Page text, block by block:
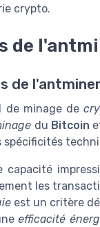
crypto.
de
de l'antminer
de minage de
du Bitcoin
capacité
les
est un critère
efficacité